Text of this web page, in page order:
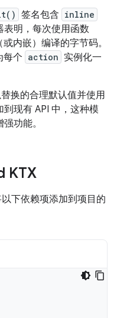
签名包含 inline
表明，每次使用函数
内嵌）编译的字节码。
每个 action 实例化一
换的合理默认值并使用
现有 API 中，这种模
功能。
KTX
下依赖项添加到项目的